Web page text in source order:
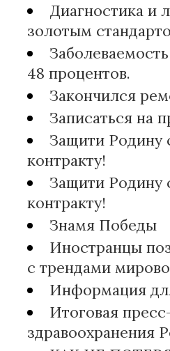
Диагностика и
золотым
48 процентов.
Закончился
Записаться на
Защити Родину
контракту!
Защити Родину
контракту!
Знамя Победы
Иностранцы
с трендами
Информация
Итоговая
здравоохранения